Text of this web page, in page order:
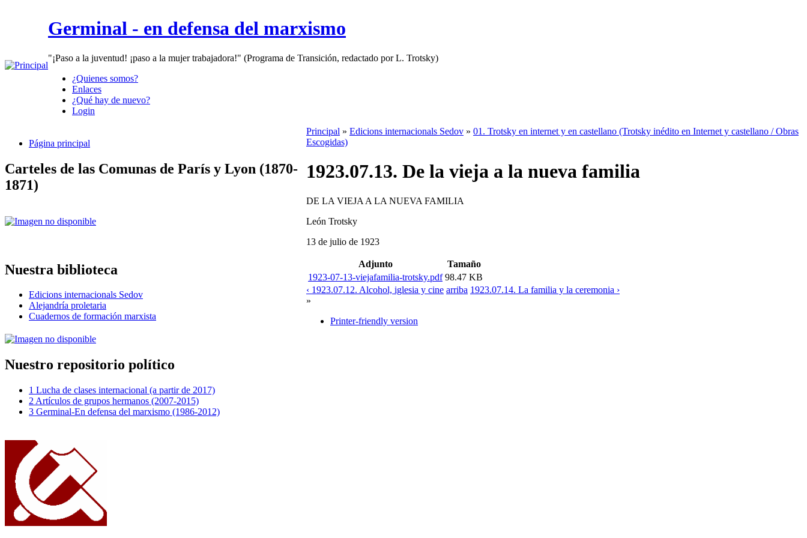
Germinal - en defensa del marxismo
"¡Paso a la juventud! ¡paso a la mujer trabajadora!" (Programa de Transición, redactado por L. Trotsky)
¿Quienes somos?
Enlaces
¿Qué hay de nuevo?
Login
Página principal
Carteles de las Comunas de París y Lyon (1870-
1871)
Nuestra biblioteca
Edicions internacionals Sedov
Alejandría proletaria
Cuadernos de formación marxista
Nuestro repositorio político
1 Lucha de clases internacional (a partir de 2017)
2 Artículos de grupos hermanos (2007-2015)
3 Germinal-En defensa del marxismo (1986-2012)
Principal » Edicions internacionals Sedov » 01. Trotsky en internet y en castellano (Trotsky inédito en Internet y castellano / Obras
Escogidas)
1923.07.13. De la vieja a la nueva familia
DE LA VIEJA A LA NUEVA FAMILIA
León Trotsky
13 de julio de 1923
Adjunto
Tamaño
1923-07-13-viejafamilia-trotsky.pdf 98.47 KB
‹ 1923.07.12. Alcohol, iglesia y cine arriba 1923.07.14. La familia y la ceremonia ›
»
Printer-friendly version